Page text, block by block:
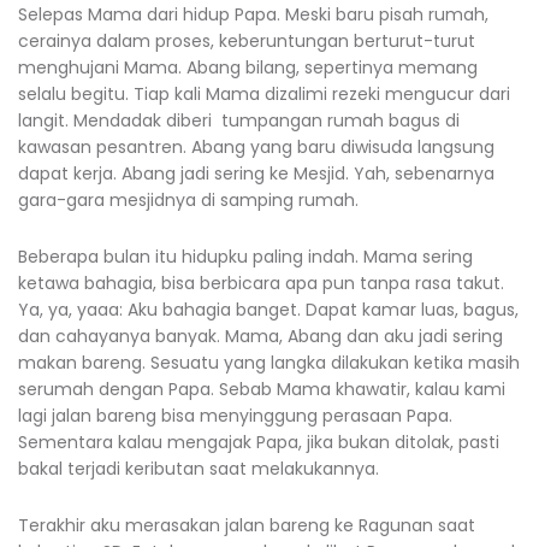
Selepas Mama dari hidup Papa. Meski baru pisah rumah,
cerainya dalam proses, keberuntungan berturut-turut
menghujani Mama. Abang bilang, sepertinya memang
selalu begitu. Tiap kali Mama dizalimi rezeki mengucur dari
langit. Mendadak diberi tumpangan rumah bagus di
kawasan pesantren. Abang yang baru diwisuda langsung
dapat kerja. Abang jadi sering ke Mesjid. Yah, sebenarnya
gara-gara mesjidnya di samping rumah.
Beberapa bulan itu hidupku paling indah. Mama sering
ketawa bahagia, bisa berbicara apa pun tanpa rasa takut.
Ya, ya, yaaa: Aku bahagia banget. Dapat kamar luas, bagus,
dan cahayanya banyak. Mama, Abang dan aku jadi sering
makan bareng. Sesuatu yang langka dilakukan ketika masih
serumah dengan Papa. Sebab Mama khawatir, kalau kami
lagi jalan bareng bisa menyinggung perasaan Papa.
Sementara kalau mengajak Papa, jika bukan ditolak, pasti
bakal terjadi keributan saat melakukannya.
Terakhir aku merasakan jalan bareng ke Ragunan saat